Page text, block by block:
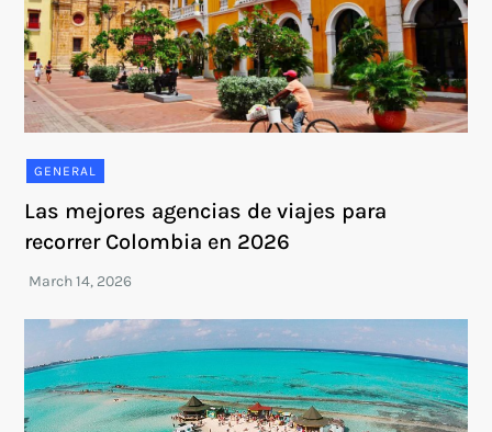
GENERAL
Las mejores agencias de viajes para
recorrer Colombia en 2026